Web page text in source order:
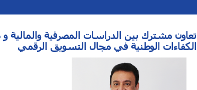
تعاون مشترك بين الدراسات المصرفية والمالية
الكفاءات الوطنية في مجال التسويق الرقمي